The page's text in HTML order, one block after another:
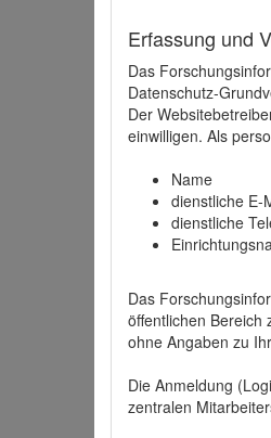
Erfassung und
Das
Datenschutz-
Der
einwilligen. Als
Name
dienstliche E-
dienstliche
Das
öffentlichen Bereich
ohne Angaben zu
Die Anmeldung
zentralen